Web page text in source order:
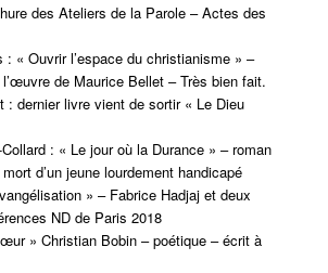
des Ateliers de la Parole – Actes des
: « Ouvrir l’espace du christianisme » –
de Maurice Bellet – Très bien fait.
: dernier livre vient de sortir « Le Dieu
: « Le jour où la Durance » – roman
d’un jeune lourdement handicapé
» – Fabrice Hadjaj et deux
ND de Paris 2018
» Christian Bobin – poétique – écrit à